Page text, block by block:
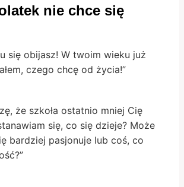
nie chce się
się obijasz! W twoim wieku już
czego chcę od życia!”
że szkoła ostatnio mniej Cię
się, co się dzieje? Może
bardziej pasjonuje lub coś, co